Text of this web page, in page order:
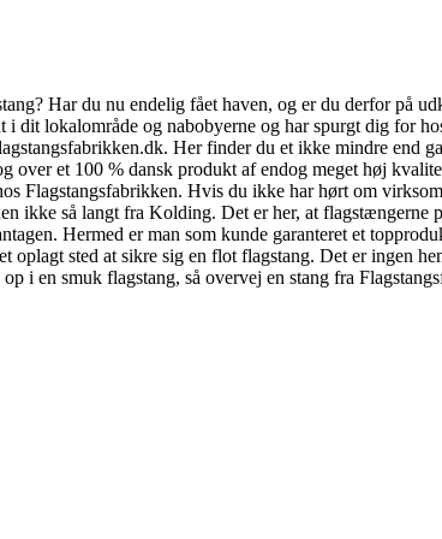
Har du nu endelig fået haven, og er du derfor på
lokalområde og nabobyerne og har spurgt dig for
Her finder du et ikke mindre
et 100 % dansk produkt af endog meget høj
Flagstangsfabrikken. Hvis du ikke har hørt om
ikke så langt fra Kolding. Det er her, at
Hermed er man som kunde garanteret et
oplagt sted at sikre sig en flot flagstang. Det er ingen
i en smuk flagstang, så overvej en stang fra